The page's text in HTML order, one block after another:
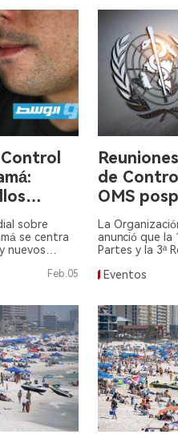
sobre
se centra
nuevos
Feb.05
de
OMS
La
anunció que la
Partes y la 3ª
hasta 2024.
Eventos